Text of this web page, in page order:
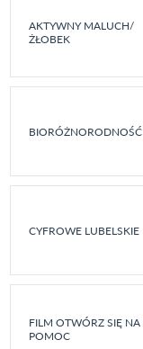
AKTYWNY MALUCH/
ŻŁOBEK
BIORÓŻNORODNOŚĆ
CYFROWE LUBELSKIE
FILM OTWÓRZ SIĘ NA
POMOC